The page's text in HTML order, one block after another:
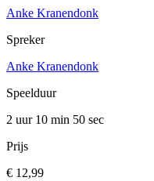
Anke Kranendonk
Spreker
Anke Kranendonk
Speelduur
2 uur 10 min 50 sec
Prijs
€ 12,99